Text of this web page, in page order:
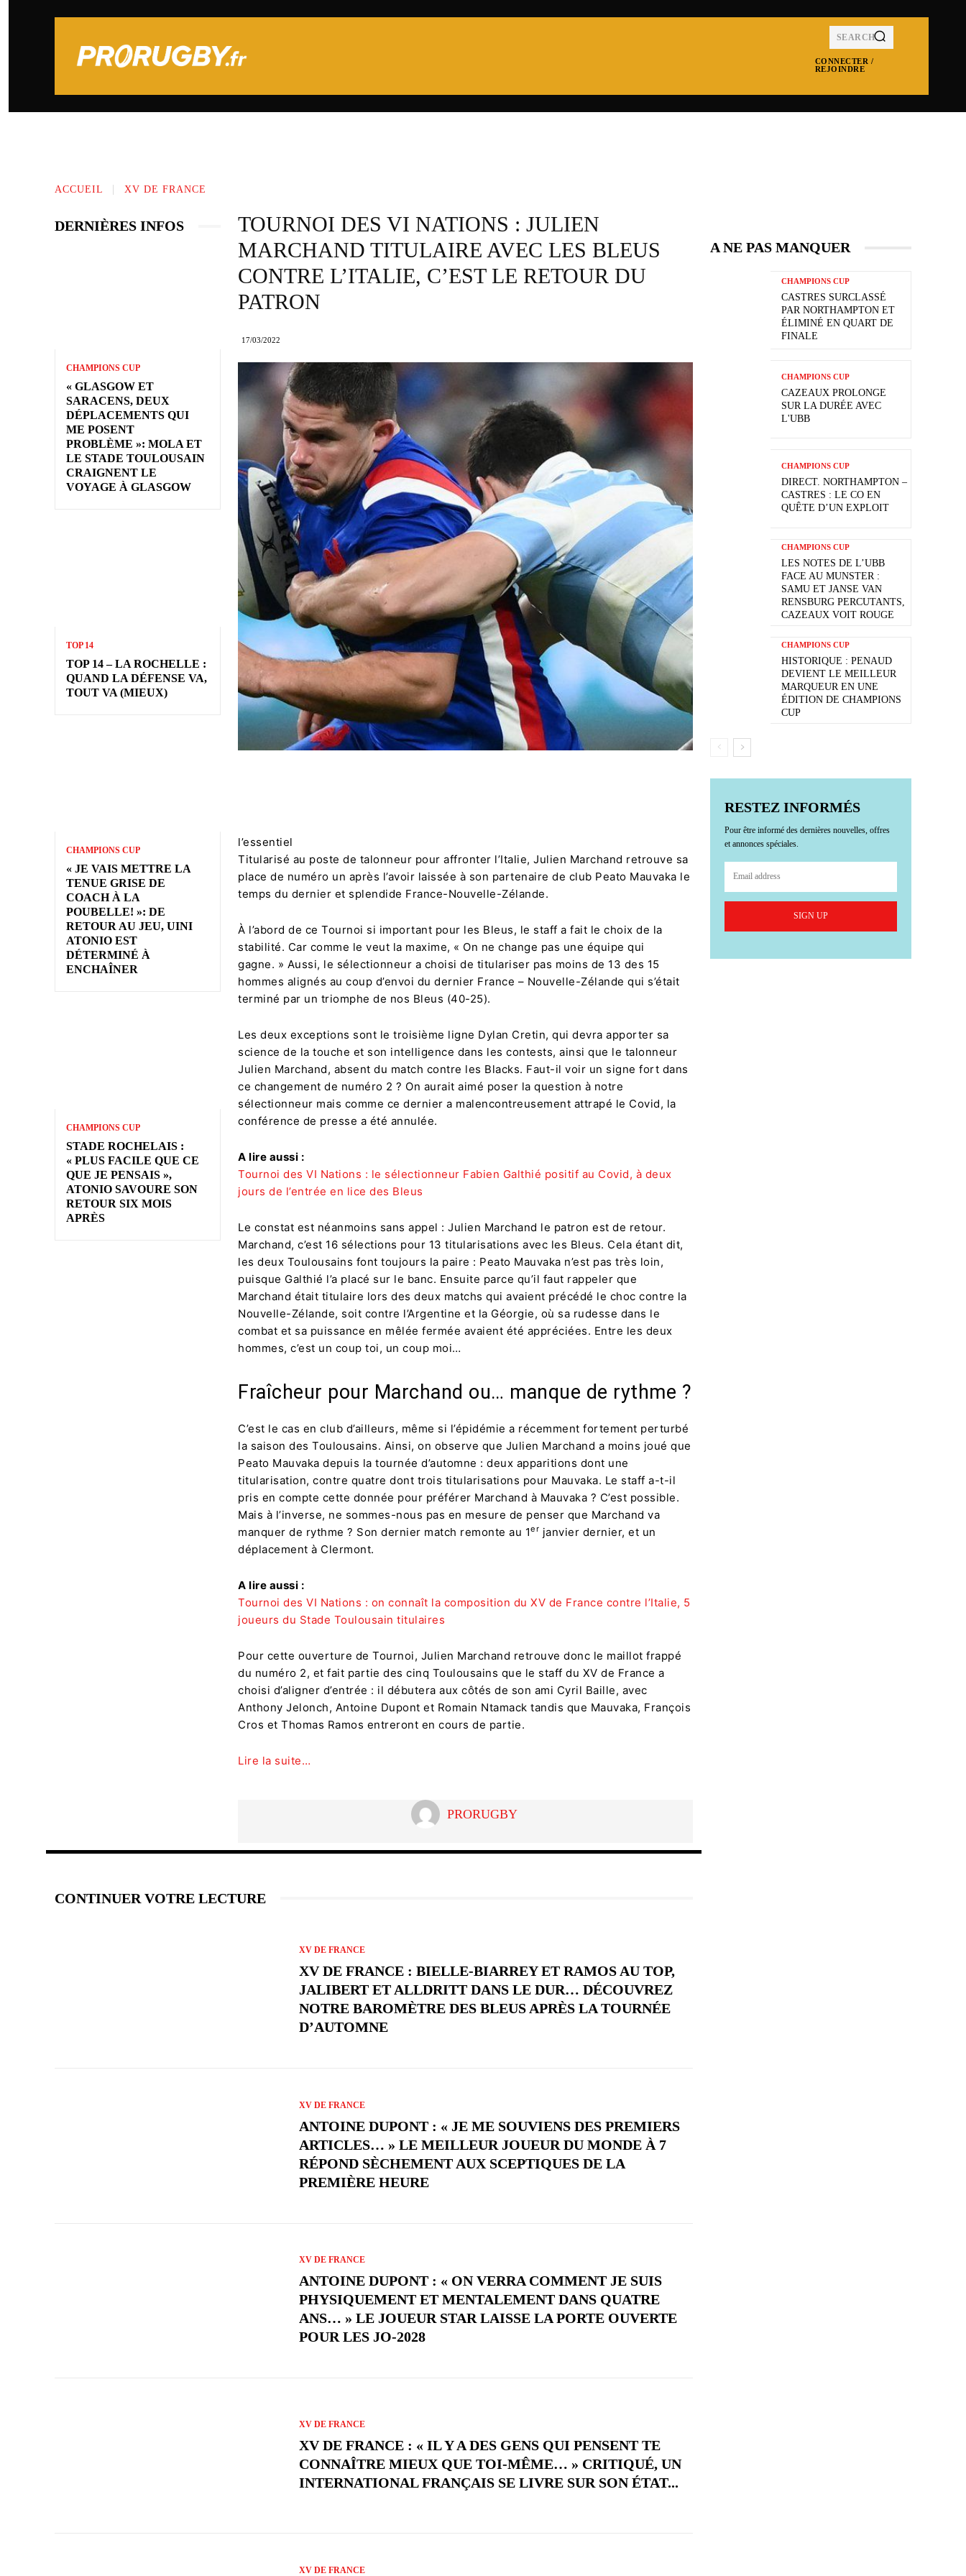
SEARCH
CONNECTER /
REJOINDRE
ACCUEIL XV DE FRANCE
DERNIÈRES INFOS
CHAMPIONS CUP
« GLASGOW ET
SARACENS, DEUX
DÉPLACEMENTS QUI
ME POSENT
PROBLÈME »: MOLA ET
LE STADE TOULOUSAIN
CRAIGNENT LE
VOYAGE À GLASGOW
TOP 14
TOP 14 – LA ROCHELLE :
QUAND LA DÉFENSE VA,
TOUT VA (MIEUX)
CHAMPIONS CUP
« JE VAIS METTRE LA
TENUE GRISE DE
COACH À LA
POUBELLE! »: DE
RETOUR AU JEU, UINI
ATONIO EST
DÉTERMINÉ À
ENCHAÎNER
CHAMPIONS CUP
STADE ROCHELAIS :
« PLUS FACILE QUE CE
QUE JE PENSAIS »,
ATONIO SAVOURE SON
RETOUR SIX MOIS
APRÈS
TOURNOI DES VI NATIONS : JULIEN
MARCHAND TITULAIRE AVEC LES BLEUS
CONTRE L’ITALIE, C’EST LE RETOUR DU
PATRON
17/03/2022
l’essentiel
Titularisé au poste de talonneur pour affronter l’Italie, Julien Marchand retrouve sa
place de numéro un après l’avoir laissée à son partenaire de club Peato Mauvaka le
temps du dernier et splendide France-Nouvelle-Zélande.
À l’abord de ce Tournoi si important pour les Bleus, le staff a fait le choix de la
stabilité. Car comme le veut la maxime, « On ne change pas une équipe qui
gagne. » Aussi, le sélectionneur a choisi de titulariser pas moins de 13 des 15
hommes alignés au coup d’envoi du dernier France – Nouvelle-Zélande qui s’était
terminé par un triomphe de nos Bleus (40-25).
Les deux exceptions sont le troisième ligne Dylan Cretin, qui devra apporter sa
science de la touche et son intelligence dans les contests, ainsi que le talonneur
Julien Marchand, absent du match contre les Blacks. Faut-il voir un signe fort dans
ce changement de numéro 2 ? On aurait aimé poser la question à notre
sélectionneur mais comme ce dernier a malencontreusement attrapé le Covid, la
conférence de presse a été annulée.
A lire aussi :
Tournoi des VI Nations : le sélectionneur Fabien Galthié positif au Covid, à deux
jours de l’entrée en lice des Bleus
Le constat est néanmoins sans appel : Julien Marchand le patron est de retour.
Marchand, c’est 16 sélections pour 13 titularisations avec les Bleus. Cela étant dit,
les deux Toulousains font toujours la paire : Peato Mauvaka n’est pas très loin,
puisque Galthié l’a placé sur le banc. Ensuite parce qu’il faut rappeler que
Marchand était titulaire lors des deux matchs qui avaient précédé le choc contre la
Nouvelle-Zélande, soit contre l’Argentine et la Géorgie, où sa rudesse dans le
combat et sa puissance en mêlée fermée avaient été appréciées. Entre les deux
hommes, c’est un coup toi, un coup moi…
Fraîcheur pour Marchand ou… manque de rythme ?
C’est le cas en club d’ailleurs, même si l’épidémie a récemment fortement perturbé
la saison des Toulousains. Ainsi, on observe que Julien Marchand a moins joué que
Peato Mauvaka depuis la tournée d’automne : deux apparitions dont une
titularisation, contre quatre dont trois titularisations pour Mauvaka. Le staff a-t-il
pris en compte cette donnée pour préférer Marchand à Mauvaka ? C’est possible.
Mais à l’inverse, ne sommes-nous pas en mesure de penser que Marchand va
manquer de rythme ? Son dernier match remonte au 1er janvier dernier, et un
déplacement à Clermont.
A lire aussi :
Tournoi des VI Nations : on connaît la composition du XV de France contre l’Italie, 5
joueurs du Stade Toulousain titulaires
Pour cette ouverture de Tournoi, Julien Marchand retrouve donc le maillot frappé
du numéro 2, et fait partie des cinq Toulousains que le staff du XV de France a
choisi d’aligner d’entrée : il débutera aux côtés de son ami Cyril Baille, avec
Anthony Jelonch, Antoine Dupont et Romain Ntamack tandis que Mauvaka, François
Cros et Thomas Ramos entreront en cours de partie.
Lire la suite…
PRORUGBY
CONTINUER VOTRE LECTURE
XV DE FRANCE
XV DE FRANCE : BIELLE-BIARREY ET RAMOS AU TOP,
JALIBERT ET ALLDRITT DANS LE DUR… DÉCOUVREZ
NOTRE BAROMÈTRE DES BLEUS APRÈS LA TOURNÉE
D’AUTOMNE
XV DE FRANCE
ANTOINE DUPONT : « JE ME SOUVIENS DES PREMIERS
ARTICLES… » LE MEILLEUR JOUEUR DU MONDE À 7
RÉPOND SÈCHEMENT AUX SCEPTIQUES DE LA
PREMIÈRE HEURE
XV DE FRANCE
ANTOINE DUPONT : « ON VERRA COMMENT JE SUIS
PHYSIQUEMENT ET MENTALEMENT DANS QUATRE
ANS… » LE JOUEUR STAR LAISSE LA PORTE OUVERTE
POUR LES JO-2028
XV DE FRANCE
XV DE FRANCE : « IL Y A DES GENS QUI PENSENT TE
CONNAÎTRE MIEUX QUE TOI-MÊME… » CRITIQUÉ, UN
INTERNATIONAL FRANÇAIS SE LIVRE SUR SON ÉTAT...
XV DE FRANCE
A NE PAS MANQUER
CHAMPIONS CUP
CASTRES SURCLASSÉ
PAR NORTHAMPTON ET
ÉLIMINÉ EN QUART DE
FINALE
CHAMPIONS CUP
CAZEAUX PROLONGE
SUR LA DURÉE AVEC
L'UBB
CHAMPIONS CUP
DIRECT. NORTHAMPTON –
CASTRES : LE CO EN
QUÊTE D’UN EXPLOIT
CHAMPIONS CUP
LES NOTES DE L’UBB
FACE AU MUNSTER :
SAMU ET JANSE VAN
RENSBURG PERCUTANTS,
CAZEAUX VOIT ROUGE
CHAMPIONS CUP
HISTORIQUE : PENAUD
DEVIENT LE MEILLEUR
MARQUEUR EN UNE
ÉDITION DE CHAMPIONS
CUP
RESTEZ INFORMÉS
Pour être informé des dernières nouvelles, offres
et annonces spéciales.
SIGN UP